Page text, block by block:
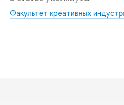
Факультет креативных